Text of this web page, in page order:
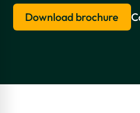
Download brochure